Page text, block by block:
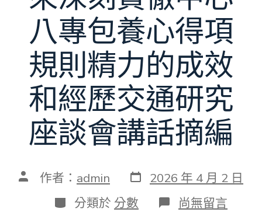
八專包養心得項
規則精力的成效
和經歷交通研究
座談會講話摘編
文 作者： admin 發
表
日
期
2026 年 4 月 2 日
分
類
分類於 分數 在
〈黨
尚無留言